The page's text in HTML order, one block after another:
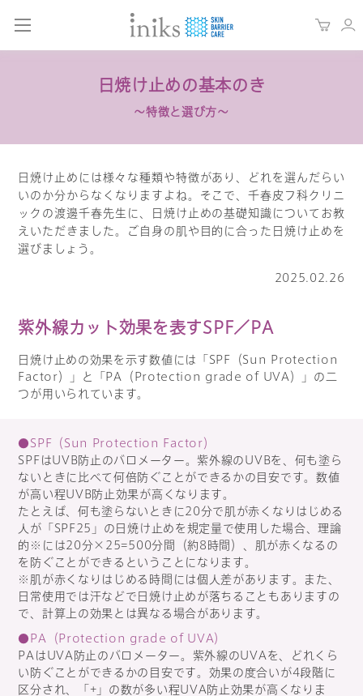
日焼け止めの基本のき
～特徴と選び方～
日焼け止めには様々な種類や特徴があり、どれを選んだらい
いのか分からなくなりますよね。そこで、千春皮フ科クリニ
ックの渡邊千春先生に、日焼け止めの基礎知識についてお教
えいただきました。ご自身の肌や目的に合った日焼け止めを
選びましょう。
2025.02.26
紫外線カット効果を表すSPF／PA
日焼け止めの効果を示す数値には「SPF（Sun Protection
Factor）」と「PA（Protection grade of UVA）」の二
つが用いられています。
●SPF（Sun Protection Factor）
SPFはUVB防止のバロメーター。紫外線のUVBを、何も塗ら
ないときに比べて何倍防ぐことができるかの目安です。数値
が高い程UVB防止効果が高くなります。
たとえば、何も塗らないときに20分で肌が赤くなりはじめる
人が「SPF25」の日焼け止めを規定量で使用した場合、理論
的※には20分×25=500分間（約8時間）、肌が赤くなるの
を防ぐことができるということになります。
※肌が赤くなりはじめる時間には個人差があります。また、
日常使用では汗などで日焼け止めが落ちることもありますの
で、計算上の効果とは異なる場合があります。
●PA（Protection grade of UVA）
PAはUVA防止のバロメーター。紫外線のUVAを、どれくら
い防ぐことができるかの目安です。効果の度合いが4段階に
区分され、「+」の数が多い程UVA防止効果が高くなりま